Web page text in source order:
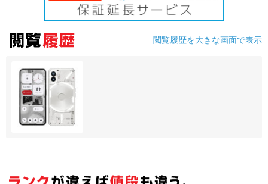
閲覧履歴を大きな画面で表示
各項目のチェックボックスは「or検索」となります。
ただし機能別のみ「and検索」となります。